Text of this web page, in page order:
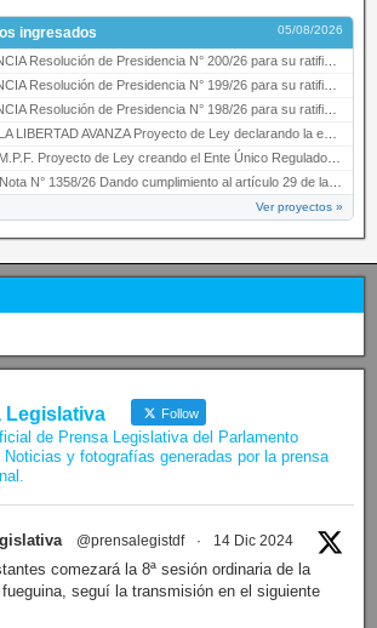
ingresados 05/08/2026
Resolución de Presidencia N° 200/26 para su ratificación.
Resolución de Presidencia N° 199/26 para su ratificación.
Resolución de Presidencia N° 198/26 para su ratificación.
AVANZA Proyecto de Ley declarando la esencialidad del servicio educativ…
Proyecto de Ley creando el Ente Único Regulador de servicios públicos de la …
N° 1358/26 Dando cumplimiento al artículo 29 de la Ley provincial N° 1399…
Ver proyectos »
Legislativa Follow
de Prensa Legislativa del Parlamento
Noticias y fotografías generadas por la prensa
@prensalegistdf · 14 Dic 2024
comezará la 8ª sesión ordinaria de la
fueguina, seguí la transmisión en el siguiente